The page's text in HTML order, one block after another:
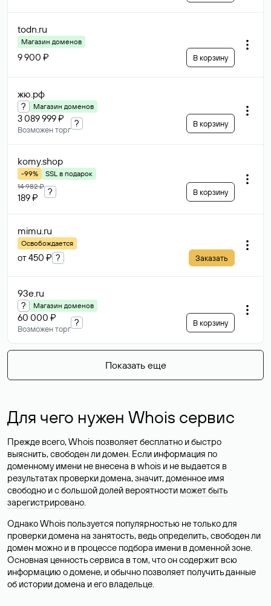
todn.ru
Магазин доменов
9 900 ₽ В корзину
жю.рф
? Магазин доменов
3 089 999 ₽
Возможен торг
? В корзину
komy.shop
-99%
SSL в подарок
14 982 ₽
189 ₽
? В корзину
mimu.ru
Освобождается
от 450 ₽ ? Заказать
93e.ru
? Магазин доменов
60 000 ₽
Возможен торг
? В корзину
Показать еще
Для чего нужен Whois сервис
Прежде всего, Whois позволяет бесплатно и быстро
выяснить, свободен ли домен. Если информация по
доменному имени не внесена в whois и не выдается в
результатах проверки домена, значит, доменное имя
свободно и с большой долей вероятности может быть
зарегистрировано.
Однако Whois пользуется популярностью не только для
проверки домена на занятость, ведь определить, свободен ли
домен можно и в процессе подбора имени в доменной зоне.
Основная ценность сервиса в том, что он содержит всю
информацию о домене, и обычно позволяет получить данные
об истории домена и его владельце.